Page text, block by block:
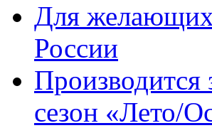
Для желающих
России
сезон «Лето/